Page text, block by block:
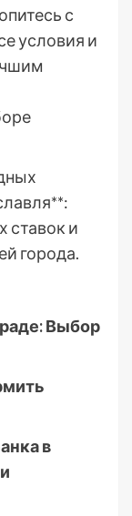
с
условия и
ставок и
города.
Выбор
в